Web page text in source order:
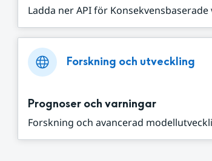
Ladda ner API för
Forskning och utveckling
Prognoser och varningar
Forskning och avancerad